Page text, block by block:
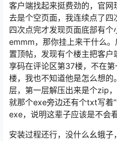
客户端找起来挺费劲的，官
去是个空页面，我连续点了
四次点完才发现页面底部有个
emmm，那你挂上来干什么。
置顶帖，发现有个楼主把客
享码在评论区第37楼，不在
楼，我也不知道他是怎么想的
层，第一层解压出来是个zip
就那个exe旁边还有个txt写着
exe，说明这辈子应该是不会看
安装过程还行，没什么幺蛾